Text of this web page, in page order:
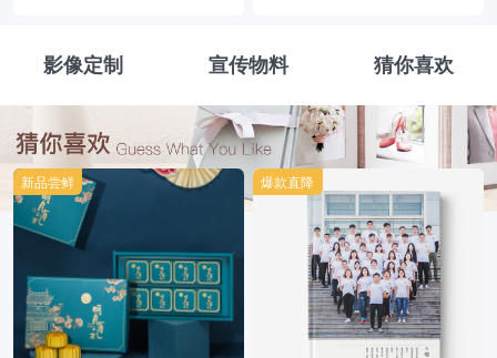
影像定制 宣传物料 猜你喜欢
新品尝鲜 爆款直降